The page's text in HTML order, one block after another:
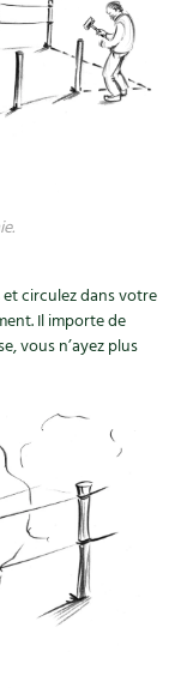
et circulez dans votre
Il importe de
vous n’ayez plus